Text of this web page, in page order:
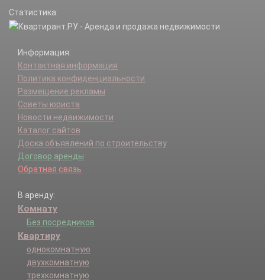
Статистика:
Информация:
Контактная информация
Политика конфиденциальности
Размещение рекламы
Советы юриста
Новости недвижимости
Каталог сайтов
Доска объявлений по строительству
Договор аренды
Обратная связь
В аренду:
Комнату
Без посредников
Квартиру
однокомнатную
двухкомнатную
трехкомнатную